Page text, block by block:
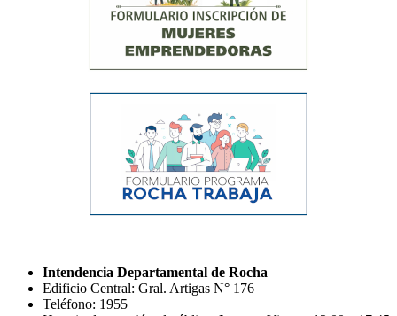
Intendencia Departamental de Rocha
Edificio Central: Gral. Artigas N° 176
Teléfono: 1955